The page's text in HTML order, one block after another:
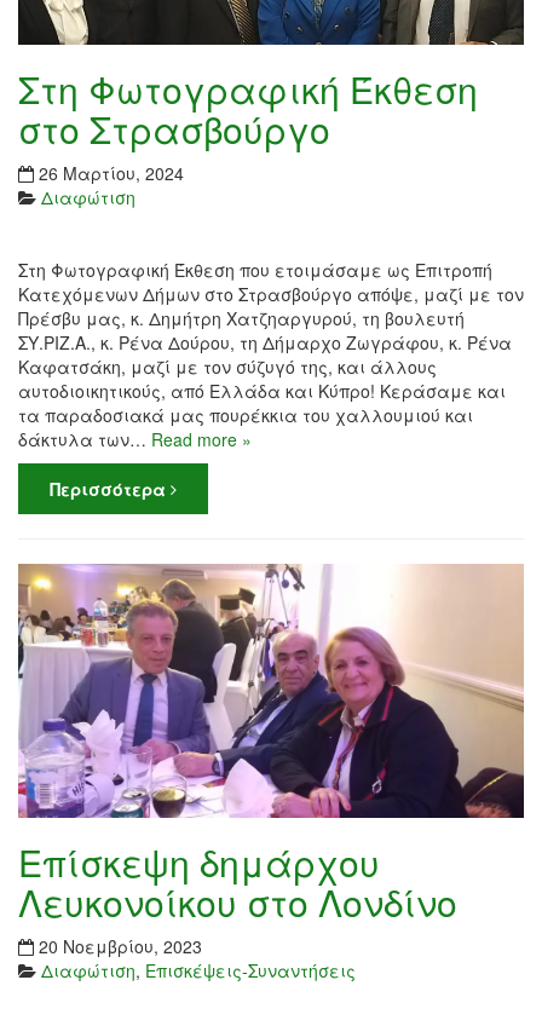
Στη Φωτογραφική Έκθεση
στο Στρασβούργο
26 Μαρτίου, 2024
Διαφώτιση
Στη Φωτογραφική Έκθεση που ετοιμάσαμε ως Επιτροπή
Κατεχόμενων Δήμων στο Στρασβούργο απόψε, μαζί με τον
Πρέσβυ μας, κ. Δημήτρη Χατζηαργυρού, τη βουλευτή
ΣΥ.ΡΙΖ.Α., κ. Ρένα Δούρου, τη Δήμαρχο Ζωγράφου, κ. Ρένα
Καφατσάκη, μαζί με τον σύζυγό της, και άλλους
αυτοδιοικητικούς, από Ελλάδα και Κύπρο! Κεράσαμε και
τα παραδοσιακά μας πουρέκκια του χαλλουμιού και
δάκτυλα των… Read more »
Περισσότερα
Επίσκεψη δημάρχου
Λευκονοίκου στο Λονδίνο
20 Νοεμβρίου, 2023
Διαφώτιση, Επισκέψεις-Συναντήσεις